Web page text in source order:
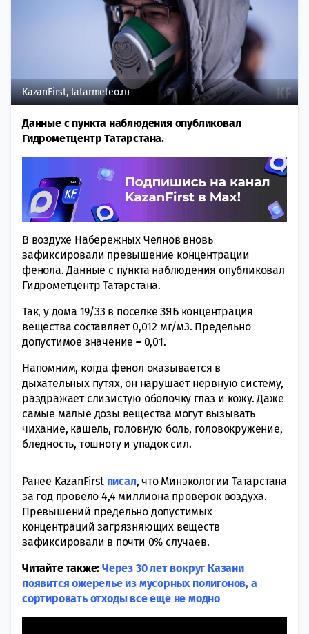
KazanFirst, tatarmeteo.ru
Данные с пункта наблюдения опубликовал
Гидрометцентр Татарстана.
В воздухе Набережных Челнов вновь
зафиксировали превышение концентрации
фенола. Данные с пункта наблюдения опубликовал
Гидрометцентр Татарстана.
Так, у дома 19/33 в поселке ЗЯБ концентрация
вещества составляет 0,012 мг/м3. Предельно
допустимое значение– 0,01.
Напомним, когда фенол оказывается в
дыхательных путях, он нарушает нервную систему,
раздражает слизистую оболочку глаз и кожу. Даже
самые малые дозы вещества могут вызывать
чихание, кашель, головную боль, головокружение,
бледность, тошноту и упадок сил.
Ранее KazanFirst писал, что Минэкологии Татарстана
за год провело 4,4 миллиона проверок воздуха.
Превышений предельно допустимых
концентраций загрязняющих веществ
зафиксировали в почти 0% случаев.
Читайте также:Через 30 лет вокруг Казани
появится ожерелье из мусорных полигонов, а
сортировать отходы все еще не модно